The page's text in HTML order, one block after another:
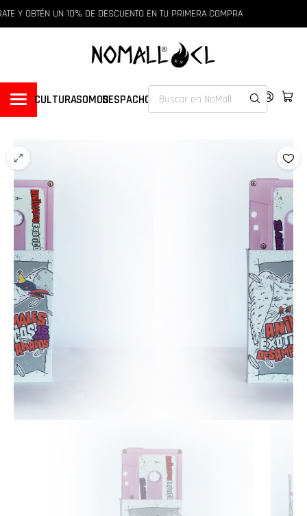
Y OBTÉN UN 10% DE DESCUENTO EN TU PRIMERA COMPRA
CULTURASOMOSDESPACHOS